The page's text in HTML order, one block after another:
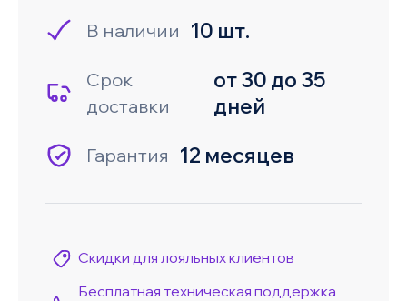
В наличии 10 шт.
Срок
доставки
от 30 до 35
дней
Гарантия 12 месяцев
Скидки для лояльных клиентов
Бесплатная техническая поддержка